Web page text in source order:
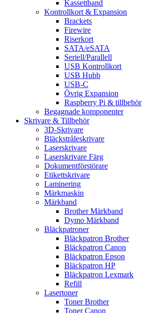
Kassettband
Kontrollkort & Expansion
Brackets
Firewire
Riserkort
SATA/eSATA
Seriell/Parallell
USB Kontrollkort
USB Hubb
USB-C
Övrig Expansion
Raspberry Pi & tillbehör
Begagnade komponenter
Skrivare & Tillbehör
3D-Skrivare
Bläckstråleskrivare
Laserskrivare
Laserskrivare Färg
Dokumentförstörare
Etikettskrivare
Laminering
Märkmaskin
Märkband
Brother Märkband
Dymo Märkband
Bläckpatroner
Bläckpatron Brother
Bläckpatron Canon
Bläckpatron Epson
Bläckpatron HP
Bläckpatron Lexmark
Refill
Lasertoner
Toner Brother
Toner Canon